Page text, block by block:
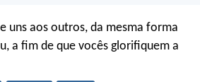
uns aos outros, da mesma forma
a fim de que vocês glorifiquem a